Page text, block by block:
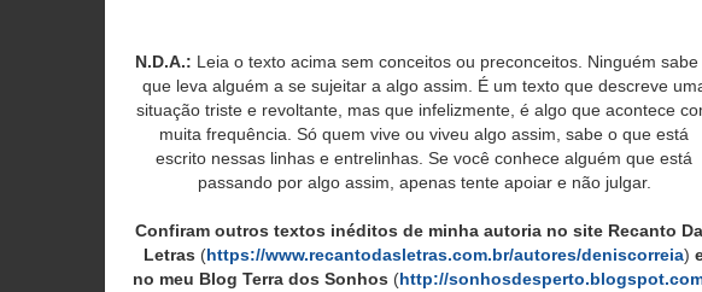
N.D.A.: Leia o texto acima sem conceitos ou preconceitos. Ninguém sabe
que leva alguém a se sujeitar a algo assim. É um texto que descreve
situação triste e revoltante, mas que infelizmente, é algo que acontece
muita frequência. Só quem vive ou viveu algo assim, sabe o que está
escrito nessas linhas e entrelinhas. Se você conhece alguém que está
passando por algo assim, apenas tente apoiar e não julgar.
Confiram outros textos inéditos de minha autoria no site Recanto
Letras (https://www.recantodasletras.com.br/autores/deniscorreia)
no meu Blog Terra dos Sonhos (http://